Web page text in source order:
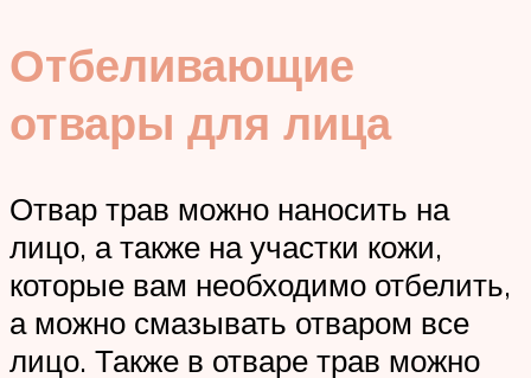
Отбеливающие
отвары для лица
Отвар трав можно наносить на
лицо, а также на участки кожи,
которые вам необходимо отбелить,
а можно смазывать отваром все
лицо. Также в отваре трав можно